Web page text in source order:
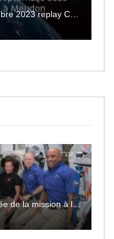
NASA’s SpaceX Crew-2 Arrivée de la mission à la Station Spatiale Internationale Partie2